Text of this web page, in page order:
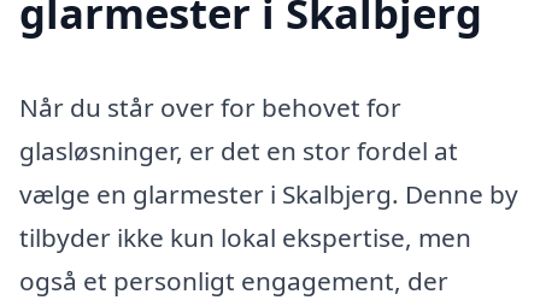
glarmester i Skalbjerg
Når du står over for behovet for
glasløsninger, er det en stor fordel at
vælge en glarmester i Skalbjerg. Denne by
tilbyder ikke kun lokal ekspertise, men
også et personligt engagement, der